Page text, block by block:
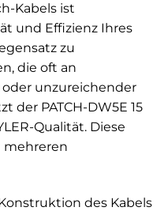
Kabels ist
und Effizienz Ihres
zu
die oft an
unzureichender
der PATCH-DW5E 15
Qualität. Diese
mehreren
des Kabels